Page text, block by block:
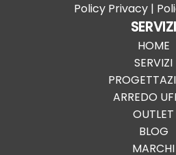
Policy Privacy|
SERVIZI
HOME
SERVIZI
ARREDO
OUTLET
BLOG
MARCHI